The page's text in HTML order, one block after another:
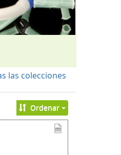
las colecciones
Ordenar